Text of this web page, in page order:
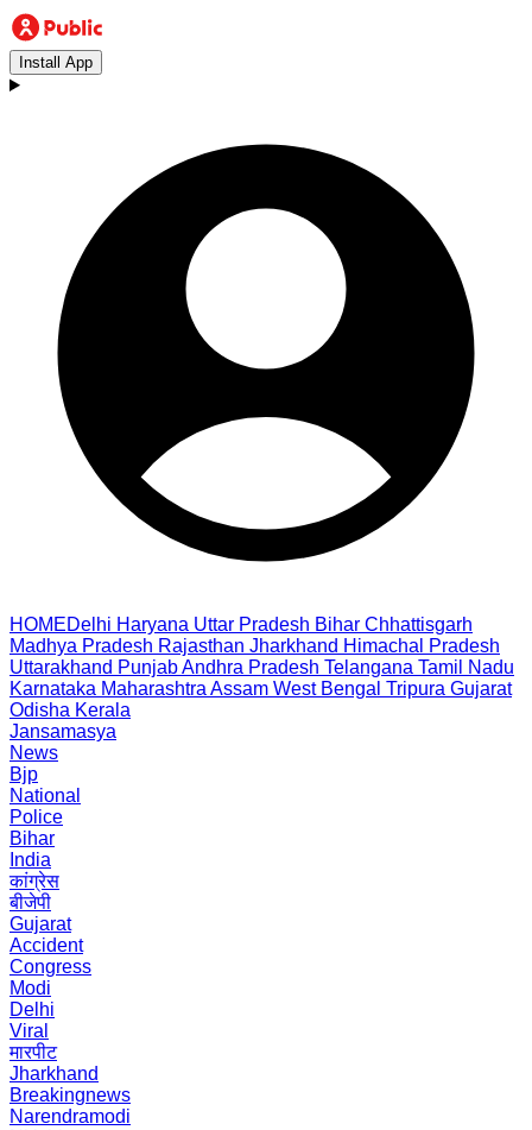
Install App
HOMEDelhi Haryana Uttar Pradesh Bihar Chhattisgarh
Madhya Pradesh Rajasthan Jharkhand Himachal Pradesh
Uttarakhand PunjabAndhra Pradesh Telangana Tamil Nadu
Karnataka Maharashtra Assam West Bengal Tripura Gujarat
Odisha Kerala
Jansamasya
News
Bjp
National
Police
Bihar
India
कांग्रेस
बीजेपी
Gujarat
Accident
Congress
Modi
Delhi
Viral
मारपीट
Jharkhand
Breakingnews
Narendramodi